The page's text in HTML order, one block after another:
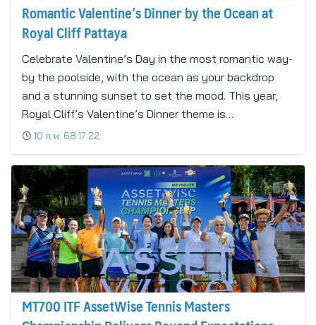
Romantic Valentine’s Dinner by the Ocean at
Royal Cliff Pattaya
Celebrate Valentine’s Day in the most romantic way-
by the poolside, with the ocean as your backdrop
and a stunning sunset to set the mood. This year,
Royal Cliff’s Valentine’s Dinner theme is…
10 ก.พ. 68 17:22
MT700 ITF AssetWise Tennis Masters